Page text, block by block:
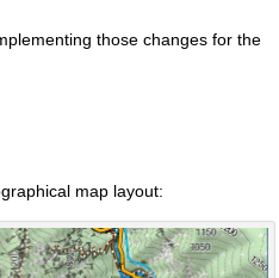
those changes for the
map layout: